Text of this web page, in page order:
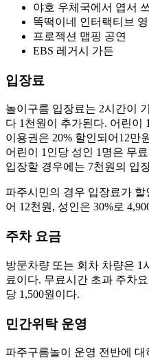
야호 우체국에서 엽서 쓰
똑떡이네 인터랙티브
프로젝션 맵핑 공연
EBS 레거시 가든
입장료
놀이구름 입장료는 2시간이
다 1천원이 추가된다. 어린이
이용권은 20% 할인되어12만
어린이 1인당 성인 1명은 무
입장할 경우에는 7천원의 입
파주시민의 경우 입장료가 할
어 12천원, 성인은 30%로
주차 요금
방문차량 또는 회차 차량은 1
료이다. 무료시간 초과 주차
당 1,500원이다.
민간위탁 운영
파주구름놀이 운영 전반에